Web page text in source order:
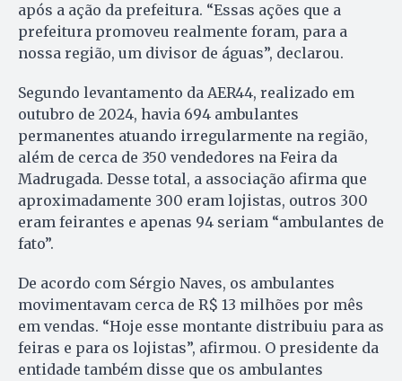
após a ação da prefeitura. “Essas ações que a
prefeitura promoveu realmente foram, para a
nossa região, um divisor de águas”, declarou.
Segundo levantamento da AER44, realizado em
outubro de 2024, havia 694 ambulantes
permanentes atuando irregularmente na região,
além de cerca de 350 vendedores na Feira da
Madrugada. Desse total, a associação afirma que
aproximadamente 300 eram lojistas, outros 300
eram feirantes e apenas 94 seriam “ambulantes de
fato”.
De acordo com Sérgio Naves, os ambulantes
movimentavam cerca de R$ 13 milhões por mês
em vendas. “Hoje esse montante distribuiu para as
feiras e para os lojistas”, afirmou. O presidente da
entidade também disse que os ambulantes